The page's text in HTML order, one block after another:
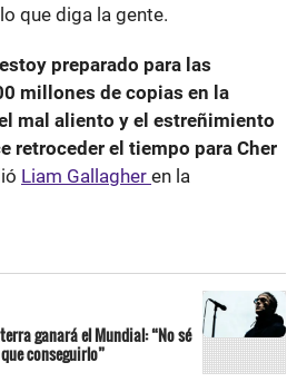
que diga la gente.
preparado para las
millones de copias en la
mal aliento y el estreñimiento
retroceder el tiempo para Cher
Liam Gallagher en la
ganará el Mundial: “No sé
conseguirlo”